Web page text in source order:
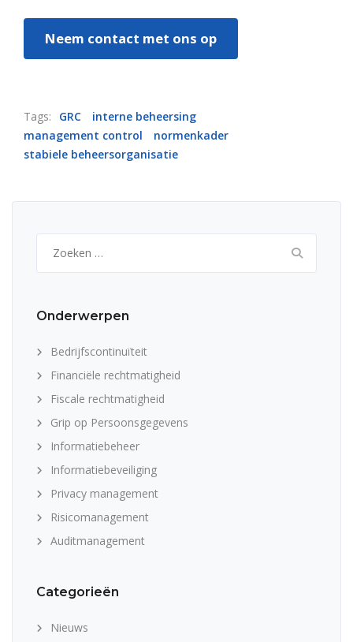
Neem contact met ons op
Tags: GRC
interne beheersing
management control
normenkader
stabiele beheersorganisatie
naar:
Onderwerpen
Bedrijfscontinuïteit
Financiële rechtmatigheid
Fiscale rechtmatigheid
Grip op Persoonsgegevens
Informatiebeheer
Informatiebeveiliging
Privacy management
Risicomanagement
Auditmanagement
Categorieën
Nieuws